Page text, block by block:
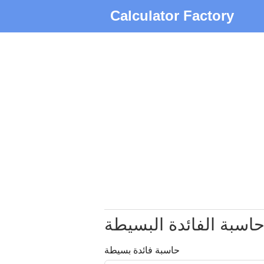
Calculator Factory
حاسبة الفائدة البسيطة
حاسبة فائدة بسيطة